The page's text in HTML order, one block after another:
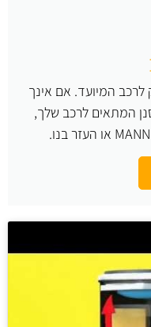
המיועד. אם אינך
המתאים לרכב שלך,